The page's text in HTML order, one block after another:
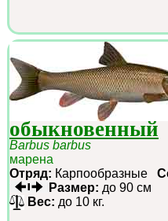
обыкновенный
Barbus barbus
марена
Отряд: Карпообразные
Размер: до 90 см
Вес: до 10 кг.